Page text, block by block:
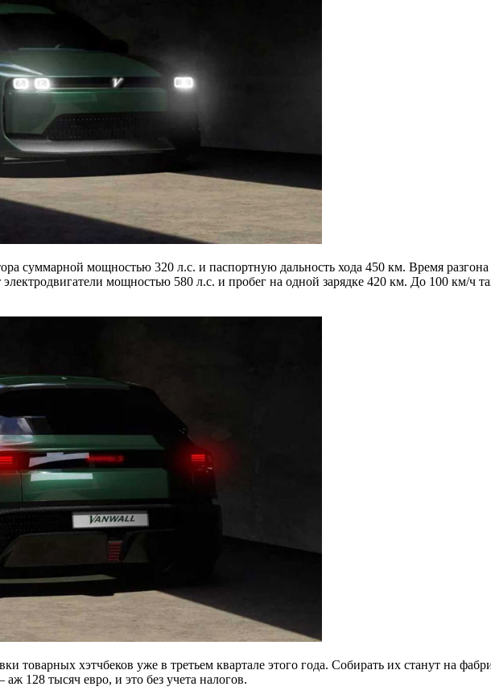
суммарной мощностью 320 л.с. и паспортную дальность хода 450 км. Время
мощностью 580 л.с. и пробег на одной зарядке 420 км. До 100 км/ч
товарных хэтчбеков уже в третьем квартале этого года. Собирать их станут на
128 тысяч евро, и это без учета налогов.